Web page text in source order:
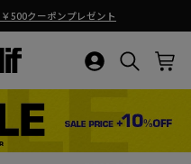
熊本地震の影響による商品お届けにつ
ログイン・新
検索結果